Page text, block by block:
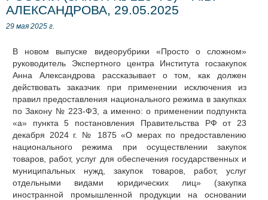
АЛЕКСАНДРОВА, 29.05.2025
29 мая 2025 г.
В новом выпуске видеорубрики «Просто о сложном»
руководитель Экспертного центра Института госзакупок
Анна Александрова рассказывает о том, как должен
действовать заказчик при применении исключения из
правил предоставления национального режима в закупках
по Закону № 223-ФЗ, а именно: о применении подпункта
«а» пункта 5 постановления Правительства РФ от 23
декабря 2024 г. № 1875 «О мерах по предоставлению
национального режима при осуществлении закупок
товаров, работ, услуг для обеспечения государственных и
муниципальных нужд, закупок товаров, работ, услуг
отдельными видами юридических лиц» (закупка
иностранной промышленной продукции на основании